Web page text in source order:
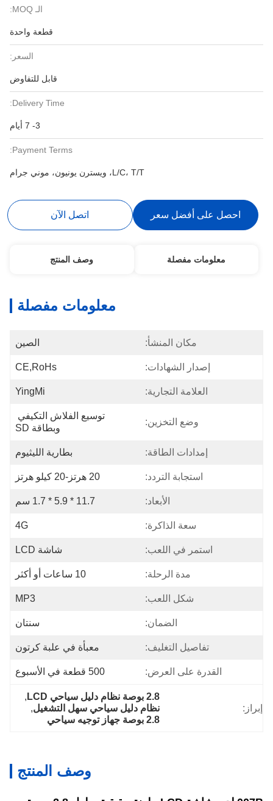
الـ MOQ:
قطعة واحدة
السعر:
قابل للتفاوض
Delivery Time:
3- 7 أيام
Payment Terms:
L/C، T/T، ويسترن يونيون، موني جرام
احصل على أفضل سعر اتصل الآن
معلومات مفصلة وصف المنتج
معلومات مفصلة
مكان المنشأ: الصين
إصدار الشهادات: CE,RoHs
العلامة التجارية: YingMi
وضع التخزين:
وبطاقة SD
إمدادات الطاقة: بطارية الليثيوم
استجابة التردد: 20 هرتز-20 كيلو هرتز
الأبعاد: 11.7 * 5.9 * 1.7 سم
سعة الذاكرة: 4G
استمر في اللعب: شاشة LCD
مدة الرحلة: 10 ساعات أو أكثر
شكل اللعب: MP3
الضمان: سنتان
تفاصيل التغليف: معبأة في علبة كرتون
القدرة على العرض: 500 قطعة في الأسبوع
إبراز:
2.8 بوصة نظام دليل سياحي LCD
,
نظام دليل سياحي سهل التشغيل,
2.8 بوصة جهاز توجيه سياحي
وصف المنتج